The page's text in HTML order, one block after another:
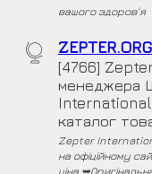
вашого здоров'я
[4766]
менеджера
каталог
Zepter
на офіційному
ціна